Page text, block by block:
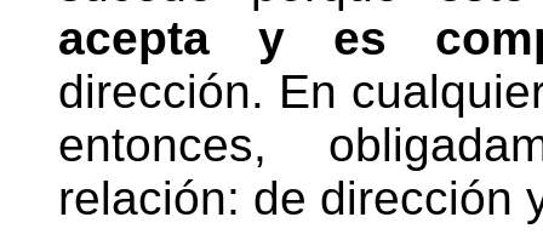
acepta y es
dirección. En
entonces,
relación: de dirección